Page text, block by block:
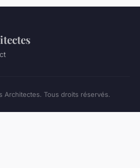
Architectes. Tous droits réservés.